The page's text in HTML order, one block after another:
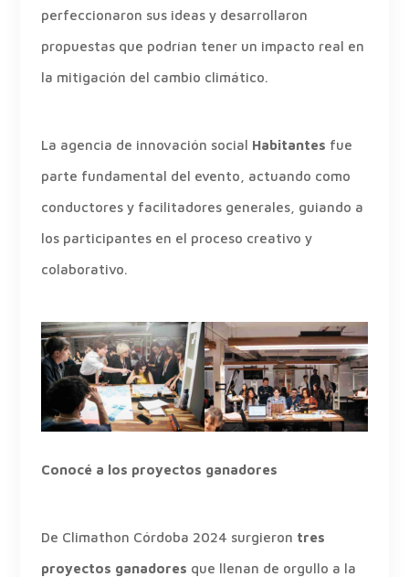
perfeccionaron sus ideas y desarrollaron
propuestas que podrían tener un impacto real en
la mitigación del cambio climático.
La agencia de innovación social Habitantes fue
parte fundamental del evento, actuando como
conductores y facilitadores generales, guiando a
los participantes en el proceso creativo y
colaborativo.
Conocé a los proyectos ganadores
De Climathon Córdoba 2024 surgieron tres
proyectos ganadores que llenan de orgullo a la